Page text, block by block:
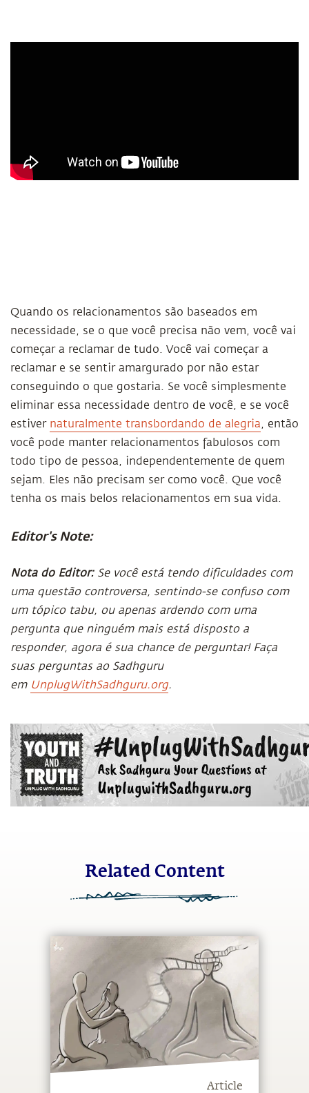
Quando os relacionamentos são baseados em
necessidade, se o que você precisa não vem, você vai
começar a reclamar de tudo. Você vai começar a
reclamar e se sentir amargurado por não estar
conseguindo o que gostaria. Se você simplesmente
eliminar essa necessidade dentro de você, e se você
estiver naturalmente transbordando de alegria, então
você pode manter relacionamentos fabulosos com
todo tipo de pessoa, independentemente de quem
sejam. Eles não precisam ser como você. Que você
tenha os mais belos relacionamentos em sua vida.
Editor's Note:
Nota do Editor: Se você está tendo dificuldades com
uma questão controversa, sentindo-se confuso com
um tópico tabu, ou apenas ardendo com uma
pergunta que ninguém mais está disposto a
responder, agora é sua chance de perguntar! Faça
suas perguntas ao Sadhguru
em UnplugWithSadhguru.org.
Related Content
Article